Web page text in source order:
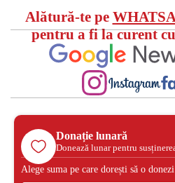
Alătură-te pe
pentru a fi la curent
Donație lunară
Donează lunar pentru
Alege suma pe care dorești să o